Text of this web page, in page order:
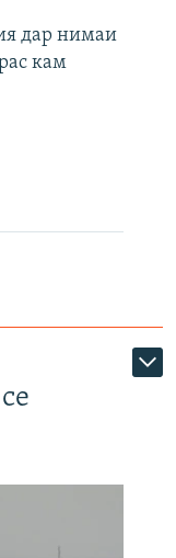
дар нимаи
кам